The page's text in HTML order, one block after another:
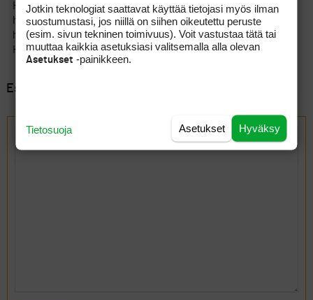
Hienot puitteet ja caddien toiminta ovat edesauttanut
huomattavasti viihtymistä. Asiantuntemus on sitä luokkaa, että
hankintojakin on tullut tehtyä kyseisestä paikasta paljonkin.
Hymyilevä palvelu on taattua.
Esillä 7 viestiä, 1 - 7 (kaikkiaan 7)
Jotkin teknologiat saattavat käyttää tietojasi myös ilman
suostumustasi, jos niillä on siihen oikeutettu peruste
(esim. sivun tekninen toimivuus). Voit vastustaa tätä tai
muuttaa kaikkia asetuksiasi valitsemalla alla olevan
Asetukset -painikkeen.
Hyväksy
Asetukset
Tietosuoja